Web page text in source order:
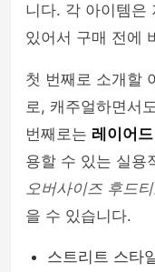
니다. 각 아이템은
있어서 구매 전에
첫 번째로 소개할
로, 캐주얼하면서
번째로는 레이어
용할 수 있는 실용
오버사이즈 후드티
을 수 있습니다.
스트리트 스타